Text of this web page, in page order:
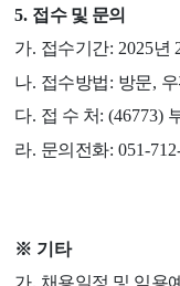
5. 접수 및 문의
가. 접수기간: 2025년
나. 접수방법: 방문,
다. 접 수 처: (46773)
라. 문의전화: 051-
※ 기타